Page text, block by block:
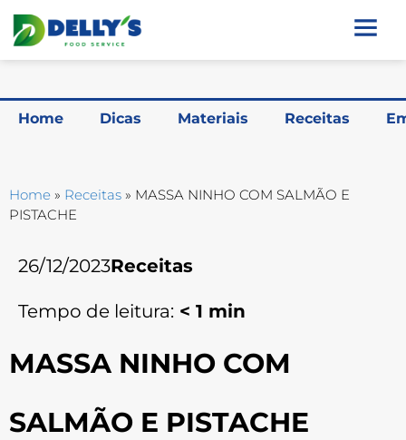
Home Dicas Materiais Receitas
Home » Receitas » MASSA NINHO COM SALMÃO E
PISTACHE
26/12/2023Receitas
Tempo de leitura: < 1 min
MASSA NINHO COM
SALMÃO E PISTACHE